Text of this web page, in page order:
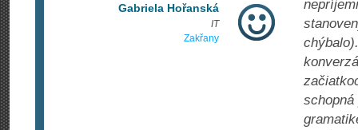
Gabriela Hořanská
IT
Zakřany